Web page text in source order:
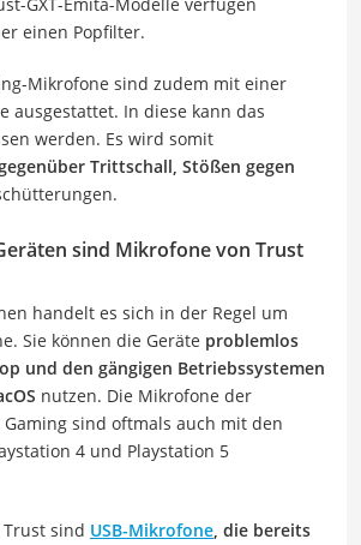
einen Popfilter.
Mikrofone sind zudem mit einer
ausgestattet. In diese kann das
werden. Es wird somit
Trittschall, Stößen gegen
sind Mikrofone von Trust
handelt es sich in der Regel um
Sie können die Geräte problemlos
und den gängigen Betriebssystemen
nutzen. Die Mikrofone der
sind oftmals auch mit den
4 und Playstation 5
sind USB-Mikrofone, die bereits